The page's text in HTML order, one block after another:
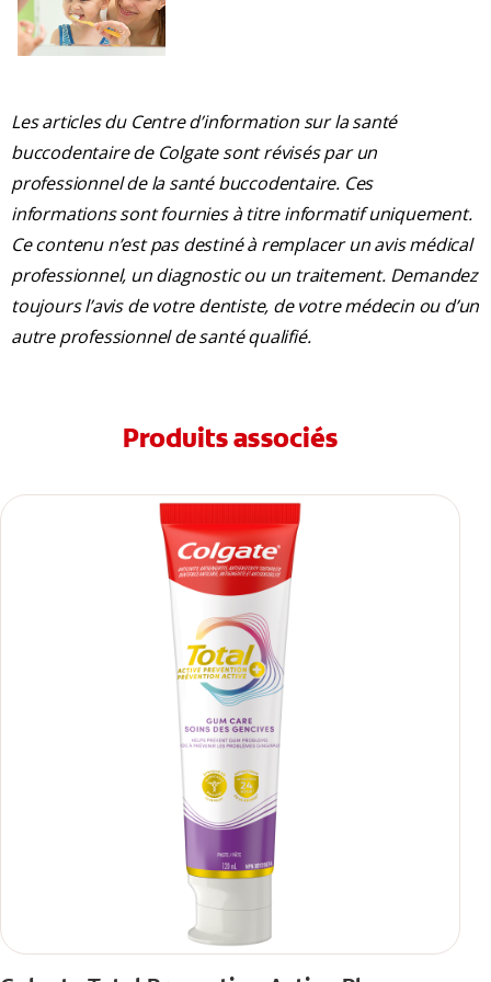
Les articles du Centre d’information sur la santé
buccodentaire de Colgate sont révisés par un
professionnel de la santé buccodentaire. Ces
informations sont fournies à titre informatif uniquement.
Ce contenu n’est pas destiné à remplacer un avis médical
professionnel, un diagnostic ou un traitement. Demandez
toujours l’avis de votre dentiste, de votre médecin ou d’un
autre professionnel de santé qualifié.
Produits associés